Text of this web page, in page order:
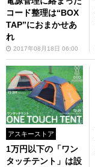
コード整理は“BOX
TAP”におまかせあ
れ
2017年08月18日 06:00
アスキーストア
1万円以下の「ワン
タッチテント」は設